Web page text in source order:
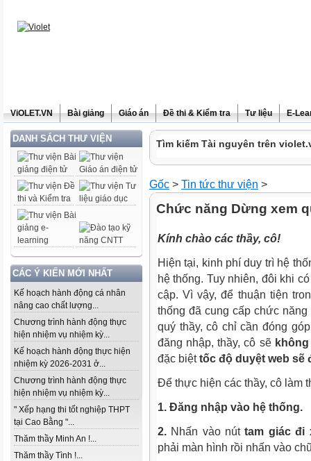
ViOLET.VN Bài giảng Giáo án Đề thi & Kiểm tra Tư liệu E-
DANH SÁCH THƯ VIỆN
CÁC Ý KIẾN MỚI NHẤT
Kế hoạch hành động cá nhân
nâng cao chất lượng...
Chương trình hành động thực
hiện nhiệm vụ nhiệm kỳ...
Kế hoạch hành động thực hiện
nhiệm kỳ 2026-2031 ở...
Chương trình hành động thực
hiện nhiệm vụ nhiệm kỳ...
" Xếp hạng thi tốt nghiệp THPT
tại Cao Bằng "...
Thăm thầy Minh An !...
Thăm thầy Tình !...
Tìm kiếm Tài nguyên trên
Gốc > Tin tức thư viện >
Chức năng Dừng xem
Kính chào các thầy, cô!
Hiện tại, kinh phí duy trì hệ
hệ thống. Tuy nhiên, đôi khi
cập. Vì vậy, để thuận tiện
thống đã cung cấp chức năng
quý thầy, cô chỉ cần đóng
đăng nhập, thầy, cô sẽ
đặc biệttốc độ duyệt web sẽ
Để thực hiện các thầy, cô làm
1. Đăng nhập vào hệ thống.
2. Nhấn vào núttam giác đi
phải màn hình rồi nhấn vào